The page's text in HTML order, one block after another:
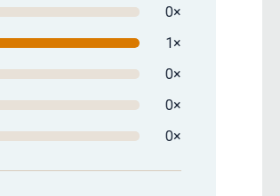
0×
1×
0×
0×
0×